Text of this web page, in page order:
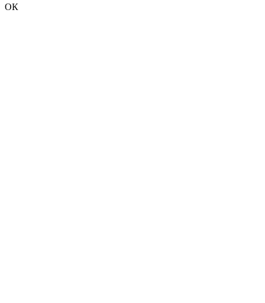
ОК